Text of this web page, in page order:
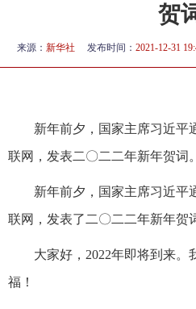
贺
来源： 新华社 发布时间： 2021-12-31
新年前夕，国家主席习近平
联网，发表二〇二二年新年贺词
新年前夕，国家主席习近平
联网，发表了二〇二二年新年贺
大家好，2022年即将到来
福！